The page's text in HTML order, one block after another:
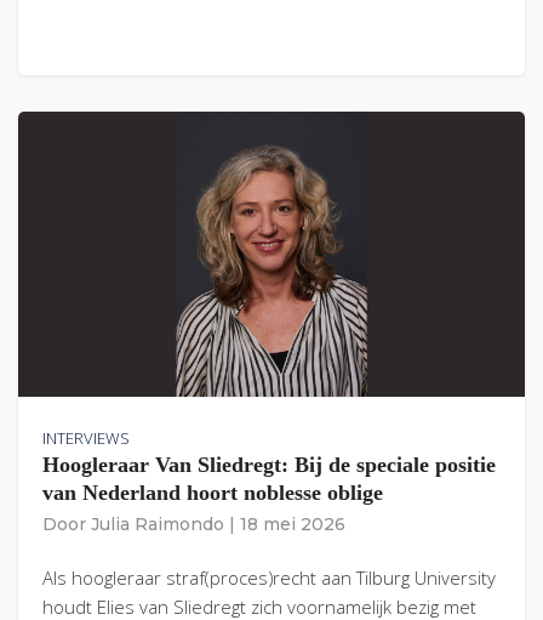
INTERVIEWS
Hoogleraar Van Sliedregt: Bij de speciale positie
van Nederland hoort noblesse oblige
Door Julia Raimondo 18 mei 2026
Als hoogleraar straf(proces)recht aan Tilburg University
houdt Elies van Sliedregt zich voornamelijk bezig met